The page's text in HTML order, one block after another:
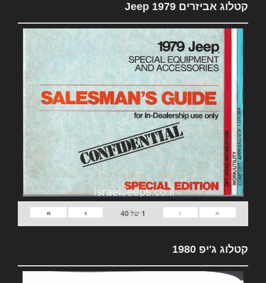
קטלוג אביזרים 1979 Jeep
«
‹
1 של40
›
»
קטלוג ג'יפ 1980